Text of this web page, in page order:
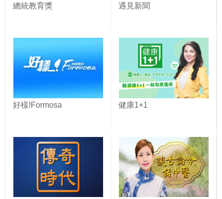
總統教育獎 遇見新聞
好樣!Formosa 健康1+1